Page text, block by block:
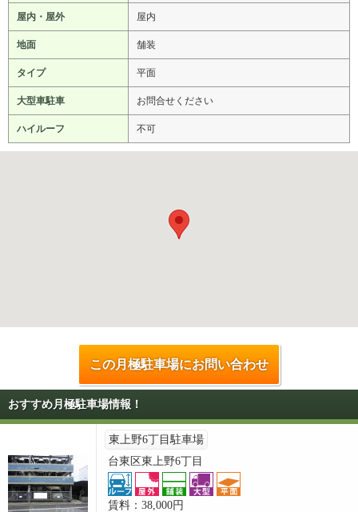
屋内・屋外 屋内
地面 舗装
タイプ 平面
大型車駐車 お問合せください
ハイルーフ 不可
この月極駐車場にお問い合わせ
おすすめ月極駐車場情報！
東上野6丁目駐車場
台東区東上野6丁目
賃料：38,000円